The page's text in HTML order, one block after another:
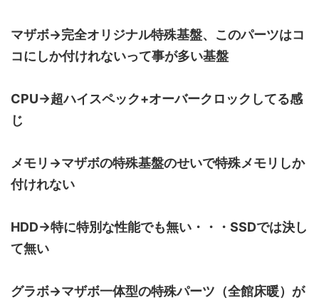
マザボ→完全オリジナル特殊基盤、このパーツはコ
コにしか付けれないって事が多い基盤
CPU→超ハイスペック+オーバークロックしてる感
じ
メモリ→マザボの特殊基盤のせいで特殊メモリしか
付けれない
HDD→特に特別な性能でも無い・・・SSDでは決し
て無い
グラボ→マザボ一体型の特殊パーツ（全館床暖）が